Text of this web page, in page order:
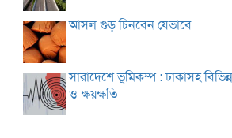
আসল গুড় চিনবেন যেভাবে
সারাদেশে ভূমিকম্প : ঢাকাসহ
ও ক্ষয়ক্ষতি